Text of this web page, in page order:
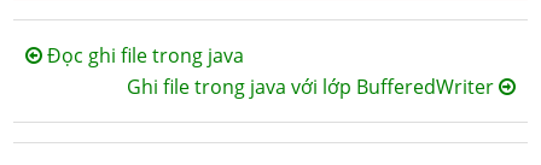
Đọc ghi file trong java
Ghi file trong java với lớp BufferedWriter